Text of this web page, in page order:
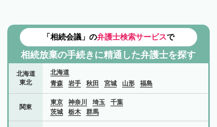
「相続会議」の弁護士検索サービスで
相続放棄の手続きに精通した弁護士を探す
北海道
東北
北海道
青森
岩手 秋田 宮城 山形 福島
関東
東京 神奈川 埼玉
千葉
茨城
栃木 群馬